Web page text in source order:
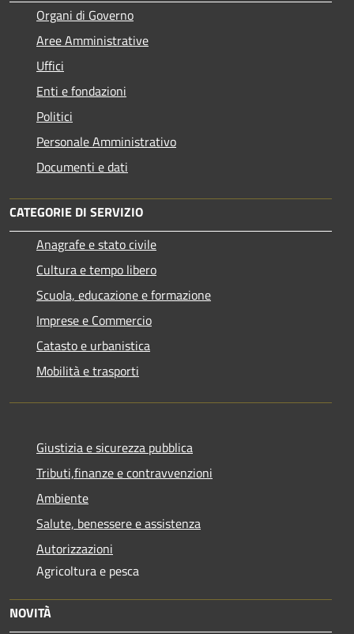
Organi di Governo
Aree Amministrative
Uffici
Enti e fondazioni
Politici
Personale Amministrativo
Documenti e dati
CATEGORIE DI SERVIZIO
Anagrafe e stato civile
Cultura e tempo libero
Scuola, educazione e formazione
Imprese e Commercio
Catasto e urbanistica
Mobilità e trasporti
Giustizia e sicurezza pubblica
Tributi,finanze e contravvenzioni
Ambiente
Salute, benessere e assistenza
Autorizzazioni
Agricoltura e pesca
NOVITÀ